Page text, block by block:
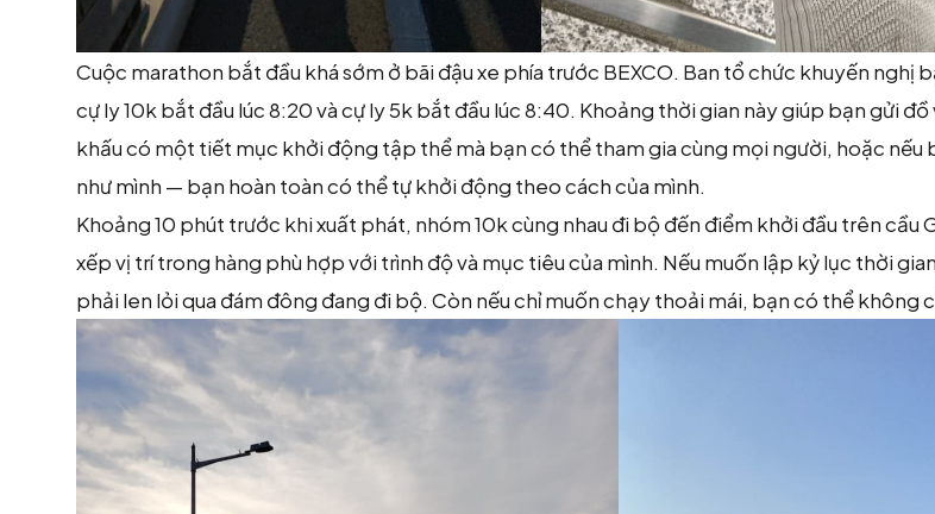
Cuộc marathon bắt đầu khá sớm ở bãi đậu xe phía trước BEXCO. Ban tổ chức khuyến nghị
cự ly 10k bắt đầu lúc 8:20 và cự ly 5k bắt đầu lúc 8:40. Khoảng thời gian này giúp bạn gửi đồ
khấu có một tiết mục khởi động tập thể mà bạn có thể tham gia cùng mọi người, hoặc
như mình — bạn hoàn toàn có thể tự khởi động theo cách của mình.
Khoảng 10 phút trước khi xuất phát, nhóm 10k cùng nhau đi bộ đến điểm khởi đầu trên cầu
xếp vị trí trong hàng phù hợp với trình độ và mục tiêu của mình. Nếu muốn lập kỷ lục thời
phải len lỏi qua đám đông đang đi bộ. Còn nếu chỉ muốn chạy thoải mái, bạn có thể không